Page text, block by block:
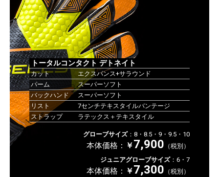
トータルコンタクト デトネイト
カット
エクスパンス+サラウンド
パーム
スーパーソフト
バックハンド
スーパーソフト
リスト
7センチテキスタイルバンテージ
ストラップ
ラテックス＋テキスタイル
グローブサイズ：8・8.5・9・9.5・10
本体価格： ￥7,900 （税別）
ジュニアグローブサイズ：6・7
本体価格： ￥7,300 （税別）